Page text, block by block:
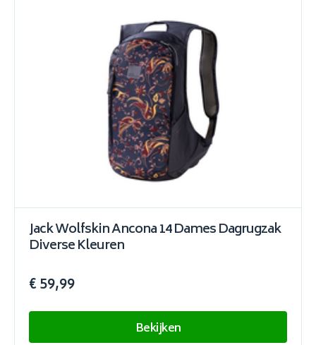
Jack Wolfskin Ancona 14 Dames Dagrugzak
Diverse Kleuren
€ 59,99
Bekijken